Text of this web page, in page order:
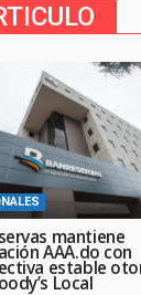
mantiene
AAA.do con
estable
Local